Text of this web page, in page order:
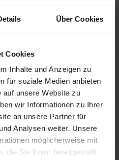
Über Cookies
Cookies
Inhalte und Anzeigen zu
für soziale Medien anbieten
auf unsere Website zu
wir Informationen zu Ihrer
an unsere Partner für
Analysen weiter. Unsere
möglicherweise mit
die Sie ihnen bereitgestellt
Max with my
or change the
using the Firmware
can I pair with my
steps are not successful?